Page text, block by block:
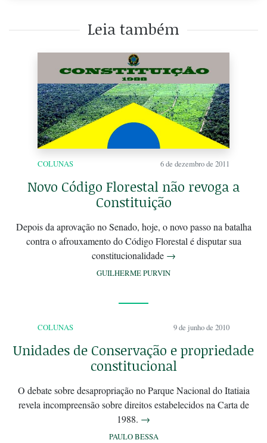
Leia também
COLUNAS 6 de dezembro de 2011
Novo Código Florestal não revoga a
Constituição
Depois da aprovação no Senado, hoje, o novo passo na batalha
contra o afrouxamento do Código Florestal é disputar sua
constitucionalidade →
GUILHERME PURVIN
COLUNAS 9 de junho de 2010
Unidades de Conservação e propriedade
constitucional
O debate sobre desapropriação no Parque Nacional do Itatiaia
revela incompreensão sobre direitos estabelecidos na Carta de
1988. →
PAULO BESSA